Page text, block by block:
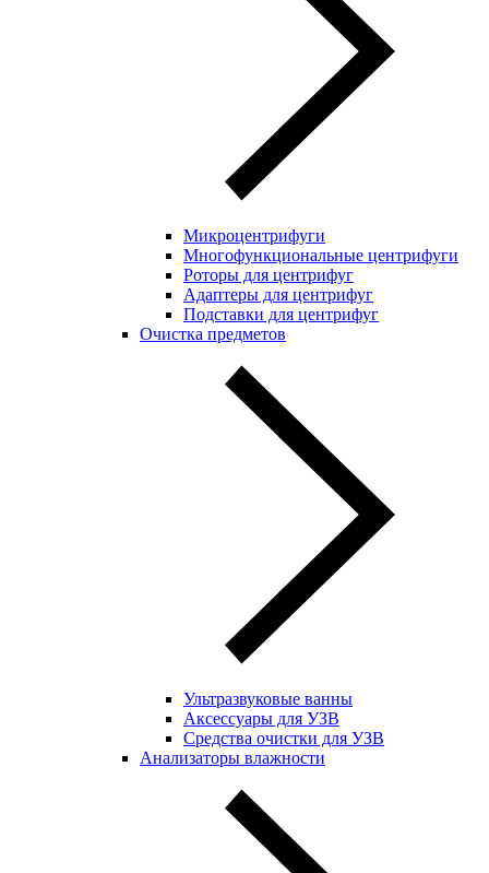
Микроцентрифуги
Многофункциональные центрифуги
Роторы для центрифуг
Адаптеры для центрифуг
Подставки для центрифуг
Очистка предметов
Ультразвуковые ванны
Аксессуары для УЗВ
Средства очистки для УЗВ
Анализаторы влажности